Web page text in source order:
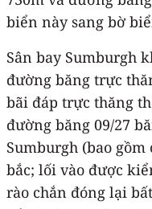
biển này sang bờ
Sân bay Sumburgh
đường băng trực
bãi đáp trực thăng
đường băng 09/27
Sumburgh (bao
bắc; lối vào được
rào chắn đóng lại